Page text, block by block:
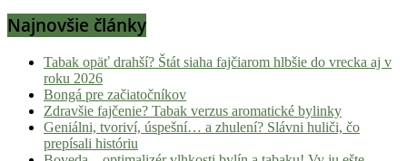
Najnovšie články
Tabak opäť drahší? Štát siaha fajčiarom hlbšie do vrecka aj v
roku 2026
Bongá pre začiatočníkov
Zdravšie fajčenie? Tabak verzus aromatické bylinky
Geniálni, tvoriví, úspešní… a zhulení? Slávni huliči, čo
prepísali históriu